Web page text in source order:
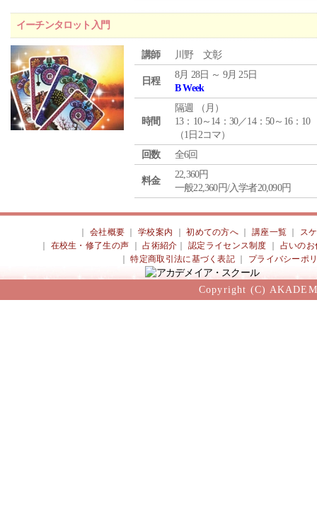
イーチンタロット入門
講師 川野 文彰
日程
8月 28日 ～ 9月 25日
B Week
時間
隔週 （ 月 ）
13：10～14：30／14：50～16：10
（1日2コマ）
回数
全6回
料金
22,360円
一般22,360円/入学者20,090円
会社概要 ｜学校案内 ｜初めての方へ 講座一覧
ス
在校生・修了生の声 ｜占術紹介 ｜認定ライセンス制度
占いのお
｜特定商取引法に基づく表記 プライバシーポ
Copyright (C)